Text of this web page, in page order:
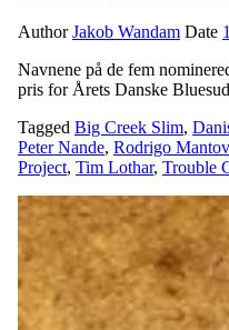
AuthorJakob Wandam Date
Navnene på de fem
pris for Årets Danske
Tagged Big Creek Slim,
Peter Nande, Rodrigo
Project, Tim Lothar, Trouble